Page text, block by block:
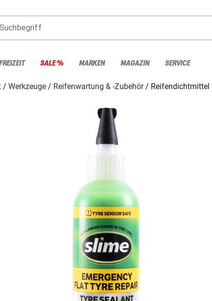
Suchbegriff
SALE % MARKEN MAGAZIN SERVICE
Werkzeuge Reifenwartung & -Zubehör
Reifendichtmittel